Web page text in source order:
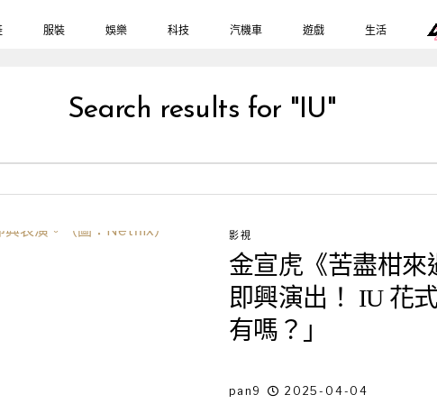
服裝 娛樂 科技 汽機車 遊戲 生活
Search results for "IU"
影視
金宣虎《苦盡柑來
即興演出！ IU 花
有嗎？」
pan9 2025-04-04